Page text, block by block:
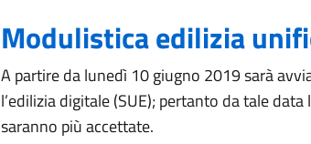
Modulistica edilizia
A partire da lunedì 10 giugno 2019 sarà
l’edilizia digitale (SUE); pertanto da tale
saranno più accettate.